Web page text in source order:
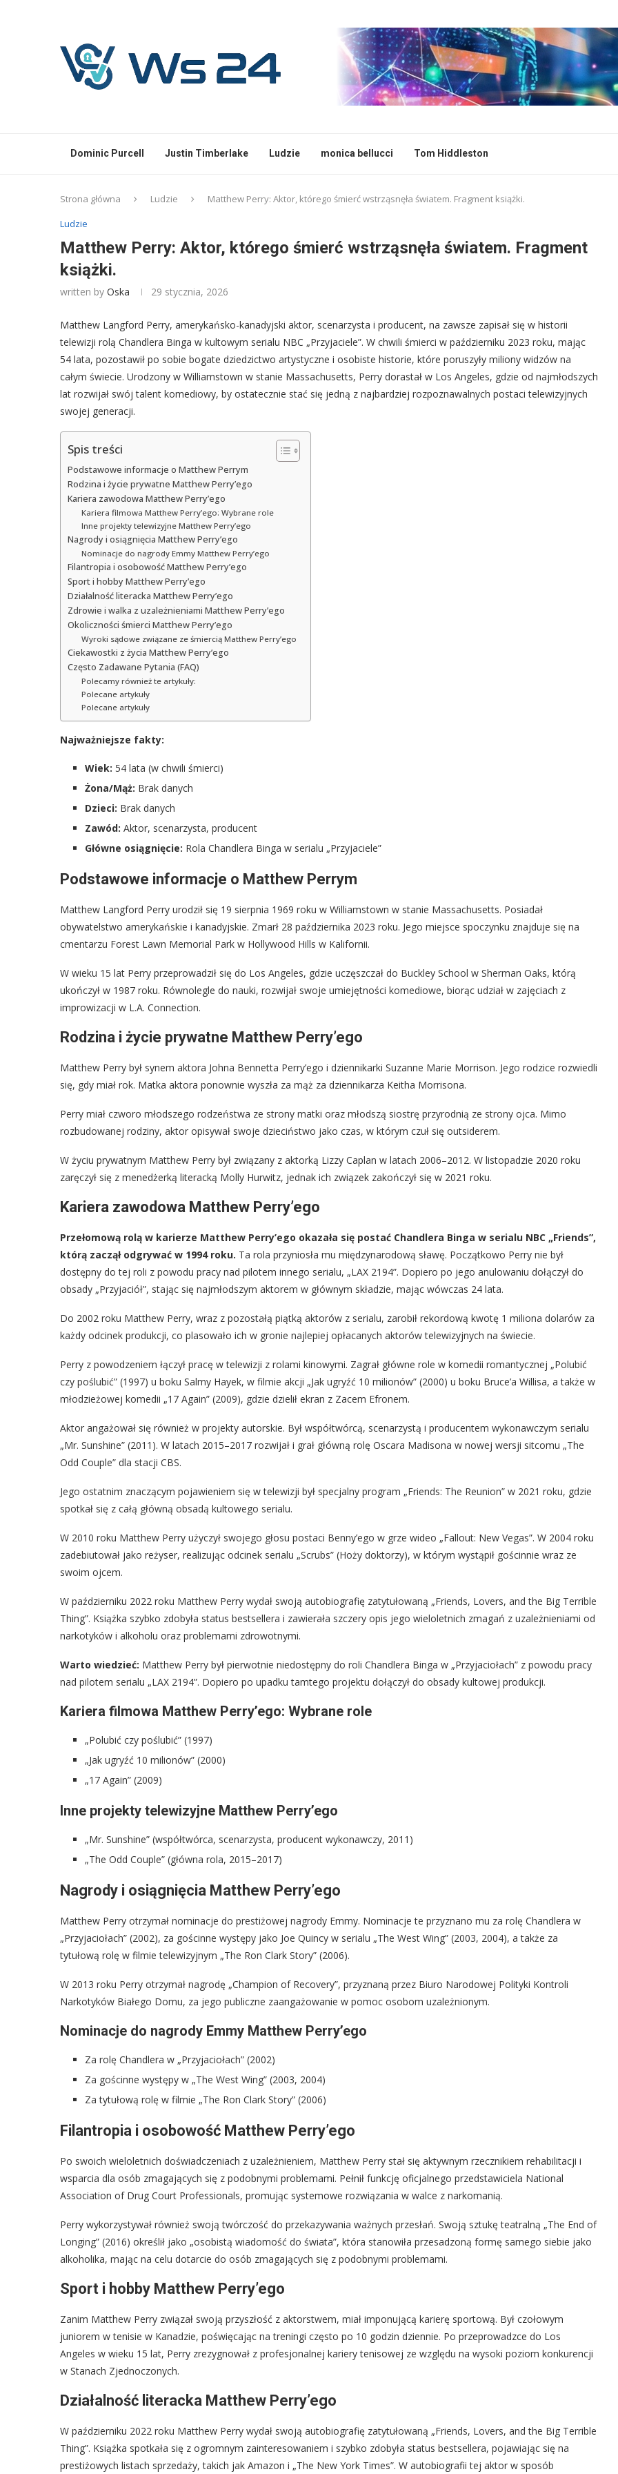
Dominic Purcell Justin Timberlake Ludzie monica bellucci Tom Hiddleston
Strona główna Ludzie
Matthew Perry: Aktor, którego śmierć wstrząsnęła światem. Fragment książki.
Ludzie
Matthew Perry: Aktor, którego śmierć wstrząsnęła światem. Fragment
książki.
written by Oska 29 stycznia, 2026
Matthew Langford Perry, amerykańsko-kanadyjski aktor, scenarzysta i producent, na zawsze zapisał się w historii
telewizji rolą Chandlera Binga w kultowym serialu NBC „Przyjaciele”. W chwili śmierci w październiku 2023 roku, mając
54 lata, pozostawił po sobie bogate dziedzictwo artystyczne i osobiste historie, które poruszyły miliony widzów na
całym świecie. Urodzony w Williamstown w stanie Massachusetts, Perry dorastał w Los Angeles, gdzie od najmłodszych
lat rozwijał swój talent komediowy, by ostatecznie stać się jedną z najbardziej rozpoznawalnych postaci telewizyjnych
swojej generacji.
Spis treści
Podstawowe informacje o Matthew Perrym
Rodzina i życie prywatne Matthew Perry’ego
Kariera zawodowa Matthew Perry’ego
Kariera filmowa Matthew Perry’ego: Wybrane role
Inne projekty telewizyjne Matthew Perry’ego
Nagrody i osiągnięcia Matthew Perry’ego
Nominacje do nagrody Emmy Matthew Perry’ego
Filantropia i osobowość Matthew Perry’ego
Sport i hobby Matthew Perry’ego
Działalność literacka Matthew Perry’ego
Zdrowie i walka z uzależnieniami Matthew Perry’ego
Okoliczności śmierci Matthew Perry’ego
Wyroki sądowe związane ze śmiercią Matthew Perry’ego
Ciekawostki z życia Matthew Perry’ego
Często Zadawane Pytania (FAQ)
Polecamy również te artykuły:
Polecane artykuły
Polecane artykuły
Najważniejsze fakty:
Wiek: 54 lata (w chwili śmierci)
Żona/Mąż: Brak danych
Dzieci: Brak danych
Zawód: Aktor, scenarzysta, producent
Główne osiągnięcie: Rola Chandlera Binga w serialu „Przyjaciele”
Podstawowe informacje o Matthew Perrym
Matthew Langford Perry urodził się 19 sierpnia 1969 roku w Williamstown w stanie Massachusetts. Posiadał
obywatelstwo amerykańskie i kanadyjskie. Zmarł 28 października 2023 roku. Jego miejsce spoczynku znajduje się na
cmentarzu Forest Lawn Memorial Park w Hollywood Hills w Kalifornii.
W wieku 15 lat Perry przeprowadził się do Los Angeles, gdzie uczęszczał do Buckley School w Sherman Oaks, którą
ukończył w 1987 roku. Równolegle do nauki, rozwijał swoje umiejętności komediowe, biorąc udział w zajęciach z
improwizacji w L.A. Connection.
Rodzina i życie prywatne Matthew Perry’ego
Matthew Perry był synem aktora Johna Bennetta Perry’ego i dziennikarki Suzanne Marie Morrison. Jego rodzice rozwiedli
się, gdy miał rok. Matka aktora ponownie wyszła za mąż za dziennikarza Keitha Morrisona.
Perry miał czworo młodszego rodzeństwa ze strony matki oraz młodszą siostrę przyrodnią ze strony ojca. Mimo
rozbudowanej rodziny, aktor opisywał swoje dzieciństwo jako czas, w którym czuł się outsiderem.
W życiu prywatnym Matthew Perry był związany z aktorką Lizzy Caplan w latach 2006–2012. W listopadzie 2020 roku
zaręczył się z menedżerką literacką Molly Hurwitz, jednak ich związek zakończył się w 2021 roku.
Kariera zawodowa Matthew Perry’ego
Przełomową rolą w karierze Matthew Perry’ego okazała się postać Chandlera Binga w serialu NBC „Friends”,
którą zaczął odgrywać w 1994 roku. Ta rola przyniosła mu międzynarodową sławę. Początkowo Perry nie był
dostępny do tej roli z powodu pracy nad pilotem innego serialu, „LAX 2194”. Dopiero po jego anulowaniu dołączył do
obsady „Przyjaciół”, stając się najmłodszym aktorem w głównym składzie, mając wówczas 24 lata.
Do 2002 roku Matthew Perry, wraz z pozostałą piątką aktorów z serialu, zarobił rekordową kwotę 1 miliona dolarów za
każdy odcinek produkcji, co plasowało ich w gronie najlepiej opłacanych aktorów telewizyjnych na świecie.
Perry z powodzeniem łączył pracę w telewizji z rolami kinowymi. Zagrał główne role w komedii romantycznej „Polubić
czy poślubić” (1997) u boku Salmy Hayek, w filmie akcji „Jak ugryźć 10 milionów” (2000) u boku Bruce’a Willisa, a także w
młodzieżowej komedii „17 Again” (2009), gdzie dzielił ekran z Zacem Efronem.
Aktor angażował się również w projekty autorskie. Był współtwórcą, scenarzystą i producentem wykonawczym serialu
„Mr. Sunshine” (2011). W latach 2015–2017 rozwijał i grał główną rolę Oscara Madisona w nowej wersji sitcomu „The
Odd Couple” dla stacji CBS.
Jego ostatnim znaczącym pojawieniem się w telewizji był specjalny program „Friends: The Reunion” w 2021 roku, gdzie
spotkał się z całą główną obsadą kultowego serialu.
W 2010 roku Matthew Perry użyczył swojego głosu postaci Benny’ego w grze wideo „Fallout: New Vegas”. W 2004 roku
zadebiutował jako reżyser, realizując odcinek serialu „Scrubs” (Hoży doktorzy), w którym wystąpił gościnnie wraz ze
swoim ojcem.
W październiku 2022 roku Matthew Perry wydał swoją autobiografię zatytułowaną „Friends, Lovers, and the Big Terrible
Thing”. Książka szybko zdobyła status bestsellera i zawierała szczery opis jego wieloletnich zmagań z uzależnieniami od
narkotyków i alkoholu oraz problemami zdrowotnymi.
Warto wiedzieć: Matthew Perry był pierwotnie niedostępny do roli Chandlera Binga w „Przyjaciołach” z powodu pracy
nad pilotem serialu „LAX 2194”. Dopiero po upadku tamtego projektu dołączył do obsady kultowej produkcji.
Kariera filmowa Matthew Perry’ego: Wybrane role
„Polubić czy poślubić” (1997)
„Jak ugryźć 10 milionów” (2000)
„17 Again” (2009)
Inne projekty telewizyjne Matthew Perry’ego
„Mr. Sunshine” (współtwórca, scenarzysta, producent wykonawczy, 2011)
„The Odd Couple” (główna rola, 2015–2017)
Nagrody i osiągnięcia Matthew Perry’ego
Matthew Perry otrzymał nominacje do prestiżowej nagrody Emmy. Nominacje te przyznano mu za rolę Chandlera w
„Przyjaciołach” (2002), za gościnne występy jako Joe Quincy w serialu „The West Wing” (2003, 2004), a także za
tytułową rolę w filmie telewizyjnym „The Ron Clark Story” (2006).
W 2013 roku Perry otrzymał nagrodę „Champion of Recovery”, przyznaną przez Biuro Narodowej Polityki Kontroli
Narkotyków Białego Domu, za jego publiczne zaangażowanie w pomoc osobom uzależnionym.
Nominacje do nagrody Emmy Matthew Perry’ego
Za rolę Chandlera w „Przyjaciołach” (2002)
Za gościnne występy w „The West Wing” (2003, 2004)
Za tytułową rolę w filmie „The Ron Clark Story” (2006)
Filantropia i osobowość Matthew Perry’ego
Po swoich wieloletnich doświadczeniach z uzależnieniem, Matthew Perry stał się aktywnym rzecznikiem rehabilitacji i
wsparcia dla osób zmagających się z podobnymi problemami. Pełnił funkcję oficjalnego przedstawiciela National
Association of Drug Court Professionals, promując systemowe rozwiązania w walce z narkomanią.
Perry wykorzystywał również swoją twórczość do przekazywania ważnych przesłań. Swoją sztukę teatralną „The End of
Longing” (2016) określił jako „osobistą wiadomość do świata”, która stanowiła przesadzoną formę samego siebie jako
alkoholika, mając na celu dotarcie do osób zmagających się z podobnymi problemami.
Sport i hobby Matthew Perry’ego
Zanim Matthew Perry związał swoją przyszłość z aktorstwem, miał imponującą karierę sportową. Był czołowym
juniorem w tenisie w Kanadzie, poświęcając na treningi często po 10 godzin dziennie. Po przeprowadzce do Los
Angeles w wieku 15 lat, Perry zrezygnował z profesjonalnej kariery tenisowej ze względu na wysoki poziom konkurencji
w Stanach Zjednoczonych.
Działalność literacka Matthew Perry’ego
W październiku 2022 roku Matthew Perry wydał swoją autobiografię zatytułowaną „Friends, Lovers, and the Big Terrible
Thing”. Książka spotkała się z ogromnym zainteresowaniem i szybko zdobyła status bestsellera, pojawiając się na
prestiżowych listach sprzedaży, takich jak Amazon i „The New York Times”. W autobiografii tej aktor w sposób